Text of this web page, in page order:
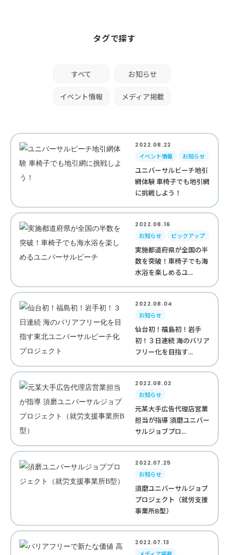
タグで探す
すべて お知らせ
イベント情報 メディア掲載
2022.08.22
イベント情報
お知らせ
ユニバーサルビーチ地引
網体験 車椅子でも地引網
に挑戦しよう！
2022.08.16
お知らせ
ピックアップ
実施都道府県が全国の半
数を突破！車椅子でも海
水浴を楽しめるユ...
2022.08.04
お知らせ
仙台初！福島初！岩手
初！３日連続 海のバリア
フリー化を目指す...
2022.08.02
お知らせ
元某大手広告代理店営業
担当が指導 須磨ユニバー
サルジョブプロ...
2022.07.25
お知らせ
須磨ユニバーサルジョブ
プロジェクト（就労支援
事業所B型）
2022.07.13